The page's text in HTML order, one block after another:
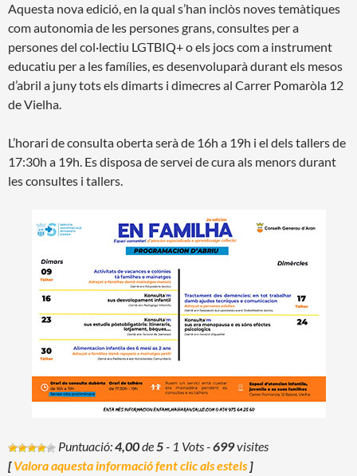
Aquesta nova edició, en la qual s’han inclòs noves temàtiques
com autonomia de les persones grans, consultes per a
persones del col·lectiu LGTBIQ+ o els jocs com a instrument
educatiu per a les famílies, es desenvoluparà durant els mesos
d’abril a juny tots els dimarts i dimecres al Carrer Pomaròla 12
de Vielha.
L’horari de consulta oberta serà de 16h a 19h i el dels tallers de
17:30h a 19h. Es disposa de servei de cura als menors durant
les consultes i tallers.
Puntuació:4,00de5- 1 Vots-699visites
[Valora aquesta informació fent clic als estels ]